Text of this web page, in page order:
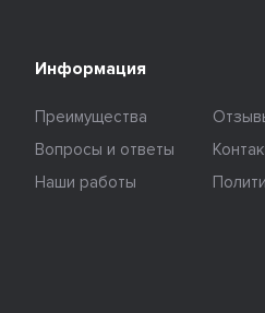
Информация
Преимущества
Вопросы и ответы
Наши работы